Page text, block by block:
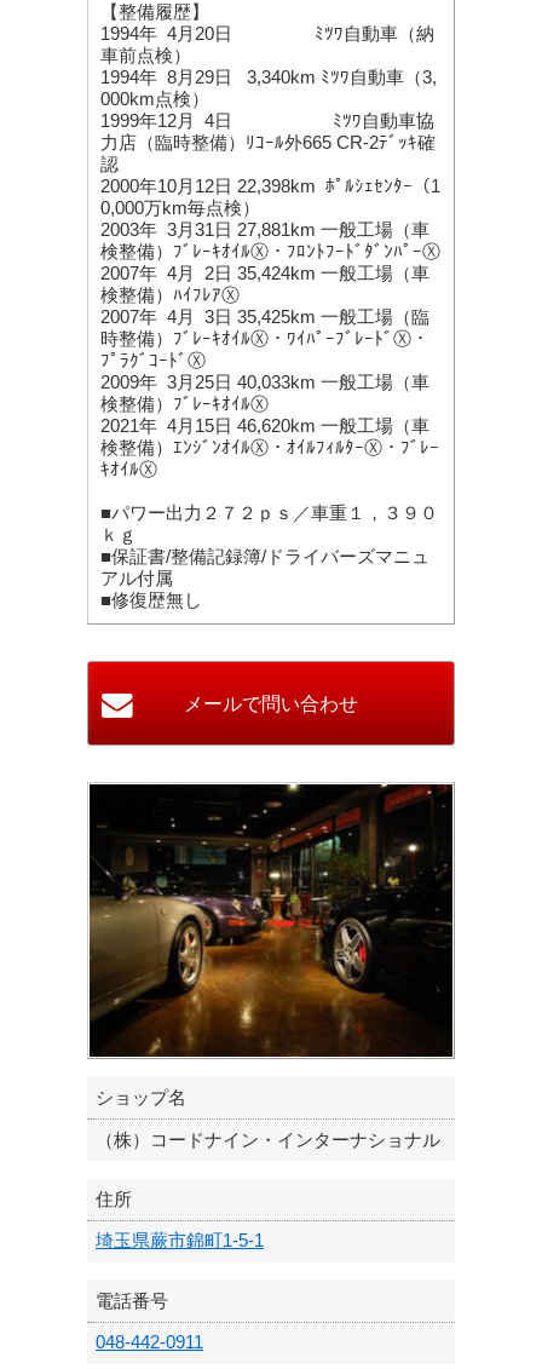
【整備履歴】
1994年 4月20日 ﾐﾂﾜ自動車（納
車前点検）
1994年 8月29日 3,340km ﾐﾂﾜ自動車（3,
000km点検）
1999年12月 4日 ﾐﾂﾜ自動車協
力店（臨時整備）ﾘｺｰﾙ外665 CR-2ﾃﾞｯｷ確
認
2000年10月12日 22,398km ﾎﾟﾙｼｪｾﾝﾀｰ（1
0,000万km毎点検）
2003年 3月31日 27,881km 一般工場（車
検整備）ﾌﾞﾚｰｷｵｲﾙⓍ・ﾌﾛﾝﾄﾌｰﾄﾞﾀﾞﾝﾊﾟｰⓍ
2007年 4月 2日 35,424km 一般工場（車
検整備）ﾊｲﾌﾚｱⓍ
2007年 4月 3日 35,425km 一般工場（臨
時整備）ﾌﾞﾚｰｷｵｲﾙⓍ・ﾜｲﾊﾟｰﾌﾞﾚｰﾄﾞⓍ・
ﾌﾟﾗｸﾞｺｰﾄﾞⓍ
2009年 3月25日 40,033km 一般工場（車
検整備）ﾌﾞﾚｰｷｵｲﾙⓍ
2021年 4月15日 46,620km 一般工場（車
検整備）ｴﾝｼﾞﾝｵｲﾙⓍ・ｵｲﾙﾌｨﾙﾀｰⓍ・ﾌﾞﾚｰ
ｷｵｲﾙⓍ
■パワー出力２７２ｐｓ／車重１，３９０
ｋｇ
■保証書/整備記録簿/ドライバーズマニュ
アル付属
■修復歴無し
ショップ名
（株）コードナイン・インターナショナル
住所
埼玉県蕨市錦町1-5-1
電話番号
048-442-0911